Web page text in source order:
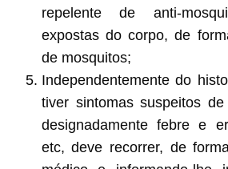
repelente de anti-
expostas do corpo, de
de mosquitos;
Independentemente do
tiver sintomas suspeitos
designadamente febre e
etc, deve recorrer, de